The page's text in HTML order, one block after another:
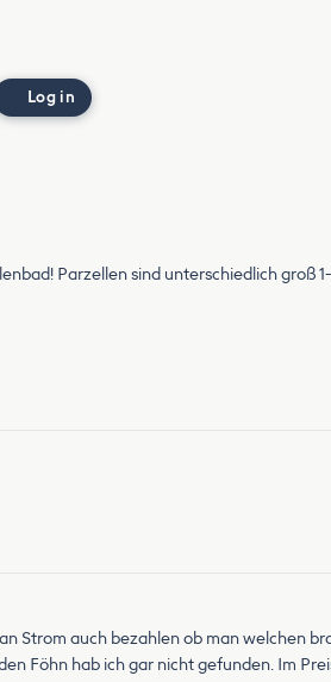
Log in
Parzellen sind unterschiedlich groß
Strom auch bezahlen ob man welchen
Föhn hab ich gar nicht gefunden. Im